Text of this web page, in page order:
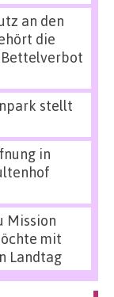
an den
die
stellt
in
Mission
mit
Landtag